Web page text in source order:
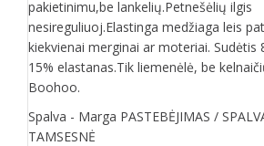
pakietinimu,be lankelių.Petnešėlių ilgis
nesireguliuoj.Elastinga medžiaga leis
kiekvienai merginai ar moteriai. Sudėtis
15% elastanas.Tik liemenėlė, be
Boohoo.
Spalva - Marga PASTEBĖJIMAS /
TAMSESNĖ